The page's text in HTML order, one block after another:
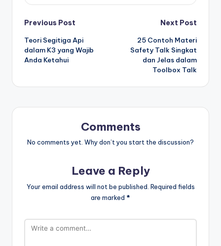
Post
navigation
Previous Post
Teori Segitiga Api
dalam K3 yang Wajib
Anda Ketahui
Next Post
25 Contoh Materi
Safety Talk Singkat
dan Jelas dalam
Toolbox Talk
Comments
No comments yet. Why don’t you start the discussion?
Leave a Reply
Your email address will not be published. Required fields
are marked *